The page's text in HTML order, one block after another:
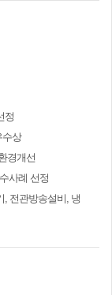
정
수상
경개선
사례 선정
, 전관방송설비, 냉